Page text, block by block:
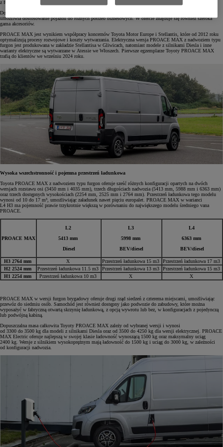
z funkcją doświetlania zakrętów. Model może być wyposażony w 16" felgi.
Dostępność różnych wersji nadwozi oraz zabudów, projektowanych przez certyfikowanych partnerów Toyoty,
umożliwia dostosowanie pojazdu do różnych potrzeb biznesowych. W ofercie znajduje się również szeroka
gama akcesoriów.
PROACE MAX jest wynikiem współpracy koncernów Toyota Motor Europe i Stellantis, które od 2012 roku
optymalizują procesy rozwojowe i koszty wytwarzania. Elektryczna wersja PROACE MAX z nadwoziem typu
furgon jest produkowana w zakładzie Stellantisa w Gliwicach, natomiast modele z silnikami Diesla i inne
warianty elektryczne są wytwarzane w Atessie we Włoszech. Pierwsze egzemplarze Toyoty PROACE MAX
trafią do klientów we wrześniu 2024 roku.
Wysoka wszechstronność i pojemna przestrzeń ładunkowa
Toyota PROACE MAX z nadwoziem typu furgon oferuje sześć różnych konfiguracji opartych na dwóch
wersjach rozstawu osi (3450 mm i 4035 mm), trzech długościach nadwozia (5413 mm, 5988 mm i 6363 mm)
oraz trzech dostępnych wysokościach (2254 mm, 2525 mm i 2764 mm). Przestrzeń ładunkowa tego modelu
wynosi od 10 do 17 m³, umożliwiając załadunek nawet pięciu europalet. PROACE MAX w warianci
L4 H3 ma pojemność prawie trzykrotnie większą w porównaniu do największego modelu średniego vana
PROACE.
PROACE MAX
L2
5413 mm
Diesel
L3
5998 mm
BEV/diesel
L4
6363 mm
BEV/diesel
H3 2764 mm X Przestrzeń ładunkowa 15 m3
Przestrzeń ładunkowa 17 m3
H2 2524 mm
Przestrzeń ładunkowa 11.5 m3 Przestrzeń ładunkowa 13 m3
Przestrzeń ładunkowa 15 m3
H1 2254 mm
Przestrzeń ładunkowa 10 m3 X X
PROACE MAX w wersji furgon brygadowy oferuje drugi rząd siedzeń z czterema miejscami, umożliwiając
przewóz do siedmiu osób. Samochód jest również dostępny jako podwozie do zabudowy, które można
wyposażyć w fabryczną otwartą skrzynię ładunkową, z opcją wywrotu lub bez, w konfiguracjach z pojedynczą
lub podwójną kabiną.
Dopuszczalna masa całkowita Toyoty PROACE MAX zależy od wybranej wersji i wynosi
od 3300 do 3500 kg dla modeli z silnikami Diesla oraz od 3500 do 4250 kg dla wersji elektrycznej. PROACE
MAX Electric oferuje najlepszą w swojej klasie ładowność wynoszącą 1500 kg oraz maksymalny uciąg
2400 kg. Wersje z silnikiem wysokoprężnym mają ładowność do 1500 kg i uciąg do 3000 kg, w zależności
od konfiguracji nadwozia.